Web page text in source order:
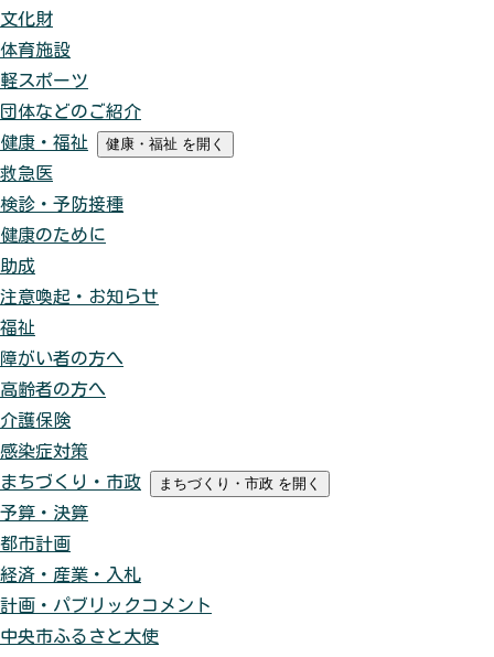
文化財
体育施設
軽スポーツ
団体などのご紹介
健康・福祉
健康・福祉 を開く
救急医
検診・予防接種
健康のために
助成
注意喚起・お知らせ
福祉
障がい者の方へ
高齢者の方へ
介護保険
感染症対策
まちづくり・市政
まちづくり・市政 を開く
予算・決算
都市計画
経済・産業・入札
計画・パブリックコメント
中央市ふるさと大使